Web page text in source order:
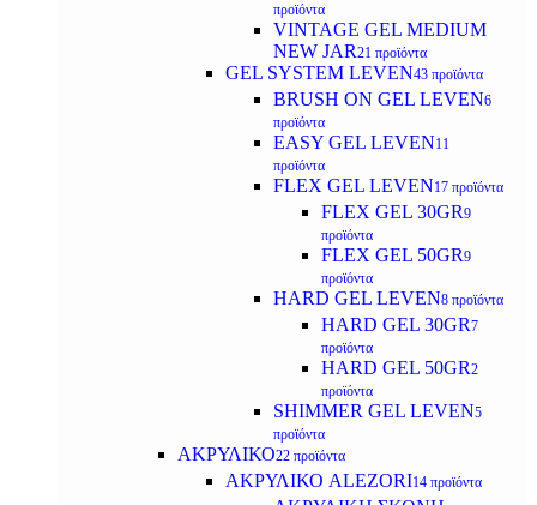
προϊόντα
VINTAGE GEL MEDIUM
NEW JAR21 προϊόντα
GEL SYSTEM LEVEN43 προϊόντα
BRUSH ON GEL LEVEN6
προϊόντα
EASY GEL LEVEN11
προϊόντα
FLEX GEL LEVEN17 προϊόντα
FLEX GEL 30GR9
προϊόντα
FLEX GEL 50GR9
προϊόντα
HARD GEL LEVEN8 προϊόντα
HARD GEL 30GR7
προϊόντα
HARD GEL 50GR2
προϊόντα
SHIMMER GEL LEVEN5
προϊόντα
ΑΚΡΥΛΙΚΟ22 προϊόντα
ΑΚΡΥΛΙΚΟ ALEZORI14 προϊόντα